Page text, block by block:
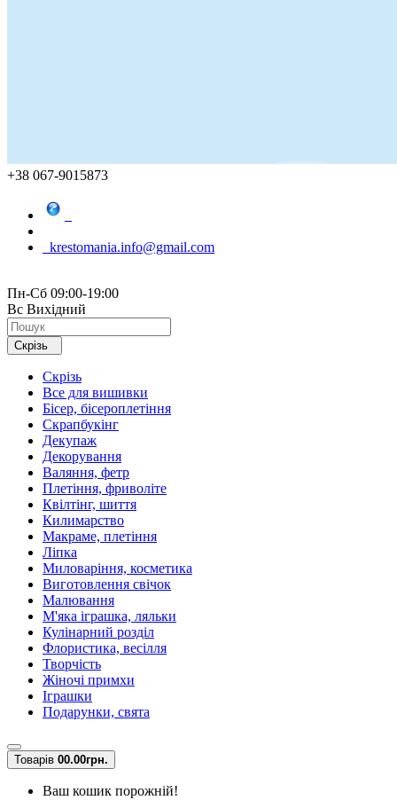
+38 067-9015873
krestomania.info@gmail.com
Пн-Сб 09:00-19:00
Вс Вихідний
Скрізь
Скрізь
Все для вишивки
Бісер, бісероплетіння
Скрапбукінг
Декупаж
Декорування
Валяння, фетр
Плетіння, фриволіте
Квілтінг, шиття
Килимарство
Макраме, плетіння
Ліпка
Миловаріння, косметика
Виготовлення свічок
Малювання
М'яка іграшка, ляльки
Кулінарний розділ
Флористика, весілля
Творчість
Жіночі примхи
Іграшки
Подарунки, свята
Товарів 00.00грн.
Ваш кошик порожній!